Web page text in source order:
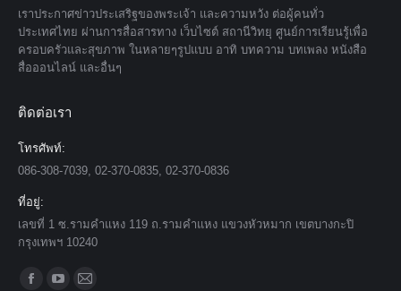
เราประกาศข่าวประเสริฐของพระเจ้า และความหวัง ต่อผู้คนทั่ว
ประเทศไทย ผ่านการสื่อสารทาง เว็บไซต์ สถานีวิทยุ ศูนย์การเรียนรู้เพื่อ
ครอบครัวและสุขภาพ ในหลายๆรูปแบบ อาทิ บทความ บทเพลง หนังสือ
สื่อออนไลน์ และอื่นๆ
ติดต่อเรา
โทรศัพท์:
086-308-7039, 02-370-0835, 02-370-0836
ที่อยู่:
เลขที่ 1 ซ.รามคำแหง 119 ถ.รามคำแหง แขวงหัวหมาก เขตบางกะปิ
กรุงเทพฯ 10240
Find us on: